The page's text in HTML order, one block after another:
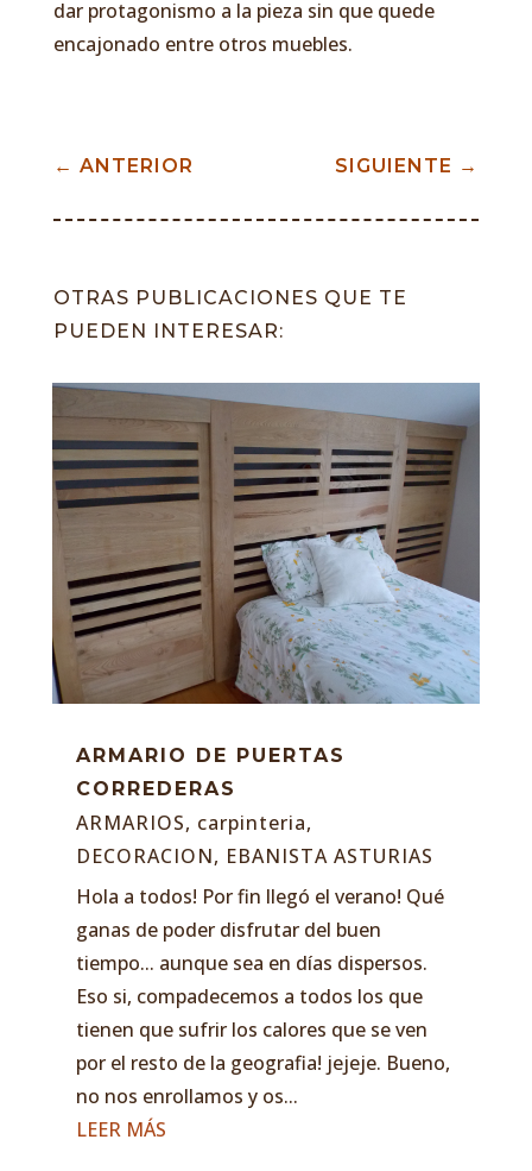
dar protagonismo a la pieza sin que quede
encajonado entre otros muebles.
← ANTERIOR SIGUIENTE →
OTRAS PUBLICACIONES QUE TE
PUEDEN INTERESAR:
ARMARIO DE PUERTAS
CORREDERAS
ARMARIOS, carpinteria,
DECORACION, EBANISTA ASTURIAS
Hola a todos! Por fin llegó el verano! Qué
ganas de poder disfrutar del buen
tiempo... aunque sea en días dispersos.
Eso si, compadecemos a todos los que
tienen que sufrir los calores que se ven
por el resto de la geografia! jejeje. Bueno,
no nos enrollamos y os...
LEER MÁS